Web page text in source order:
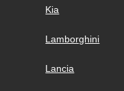
Kia
Lamborghini
Lancia